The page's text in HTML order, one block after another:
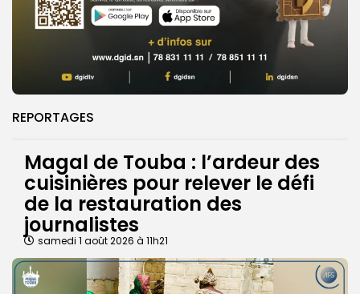
REPORTAGES
Magal de Touba : l’ardeur des
cuisinières pour relever le défi
de la restauration des
journalistes
samedi 1 août 2026 à 11h21